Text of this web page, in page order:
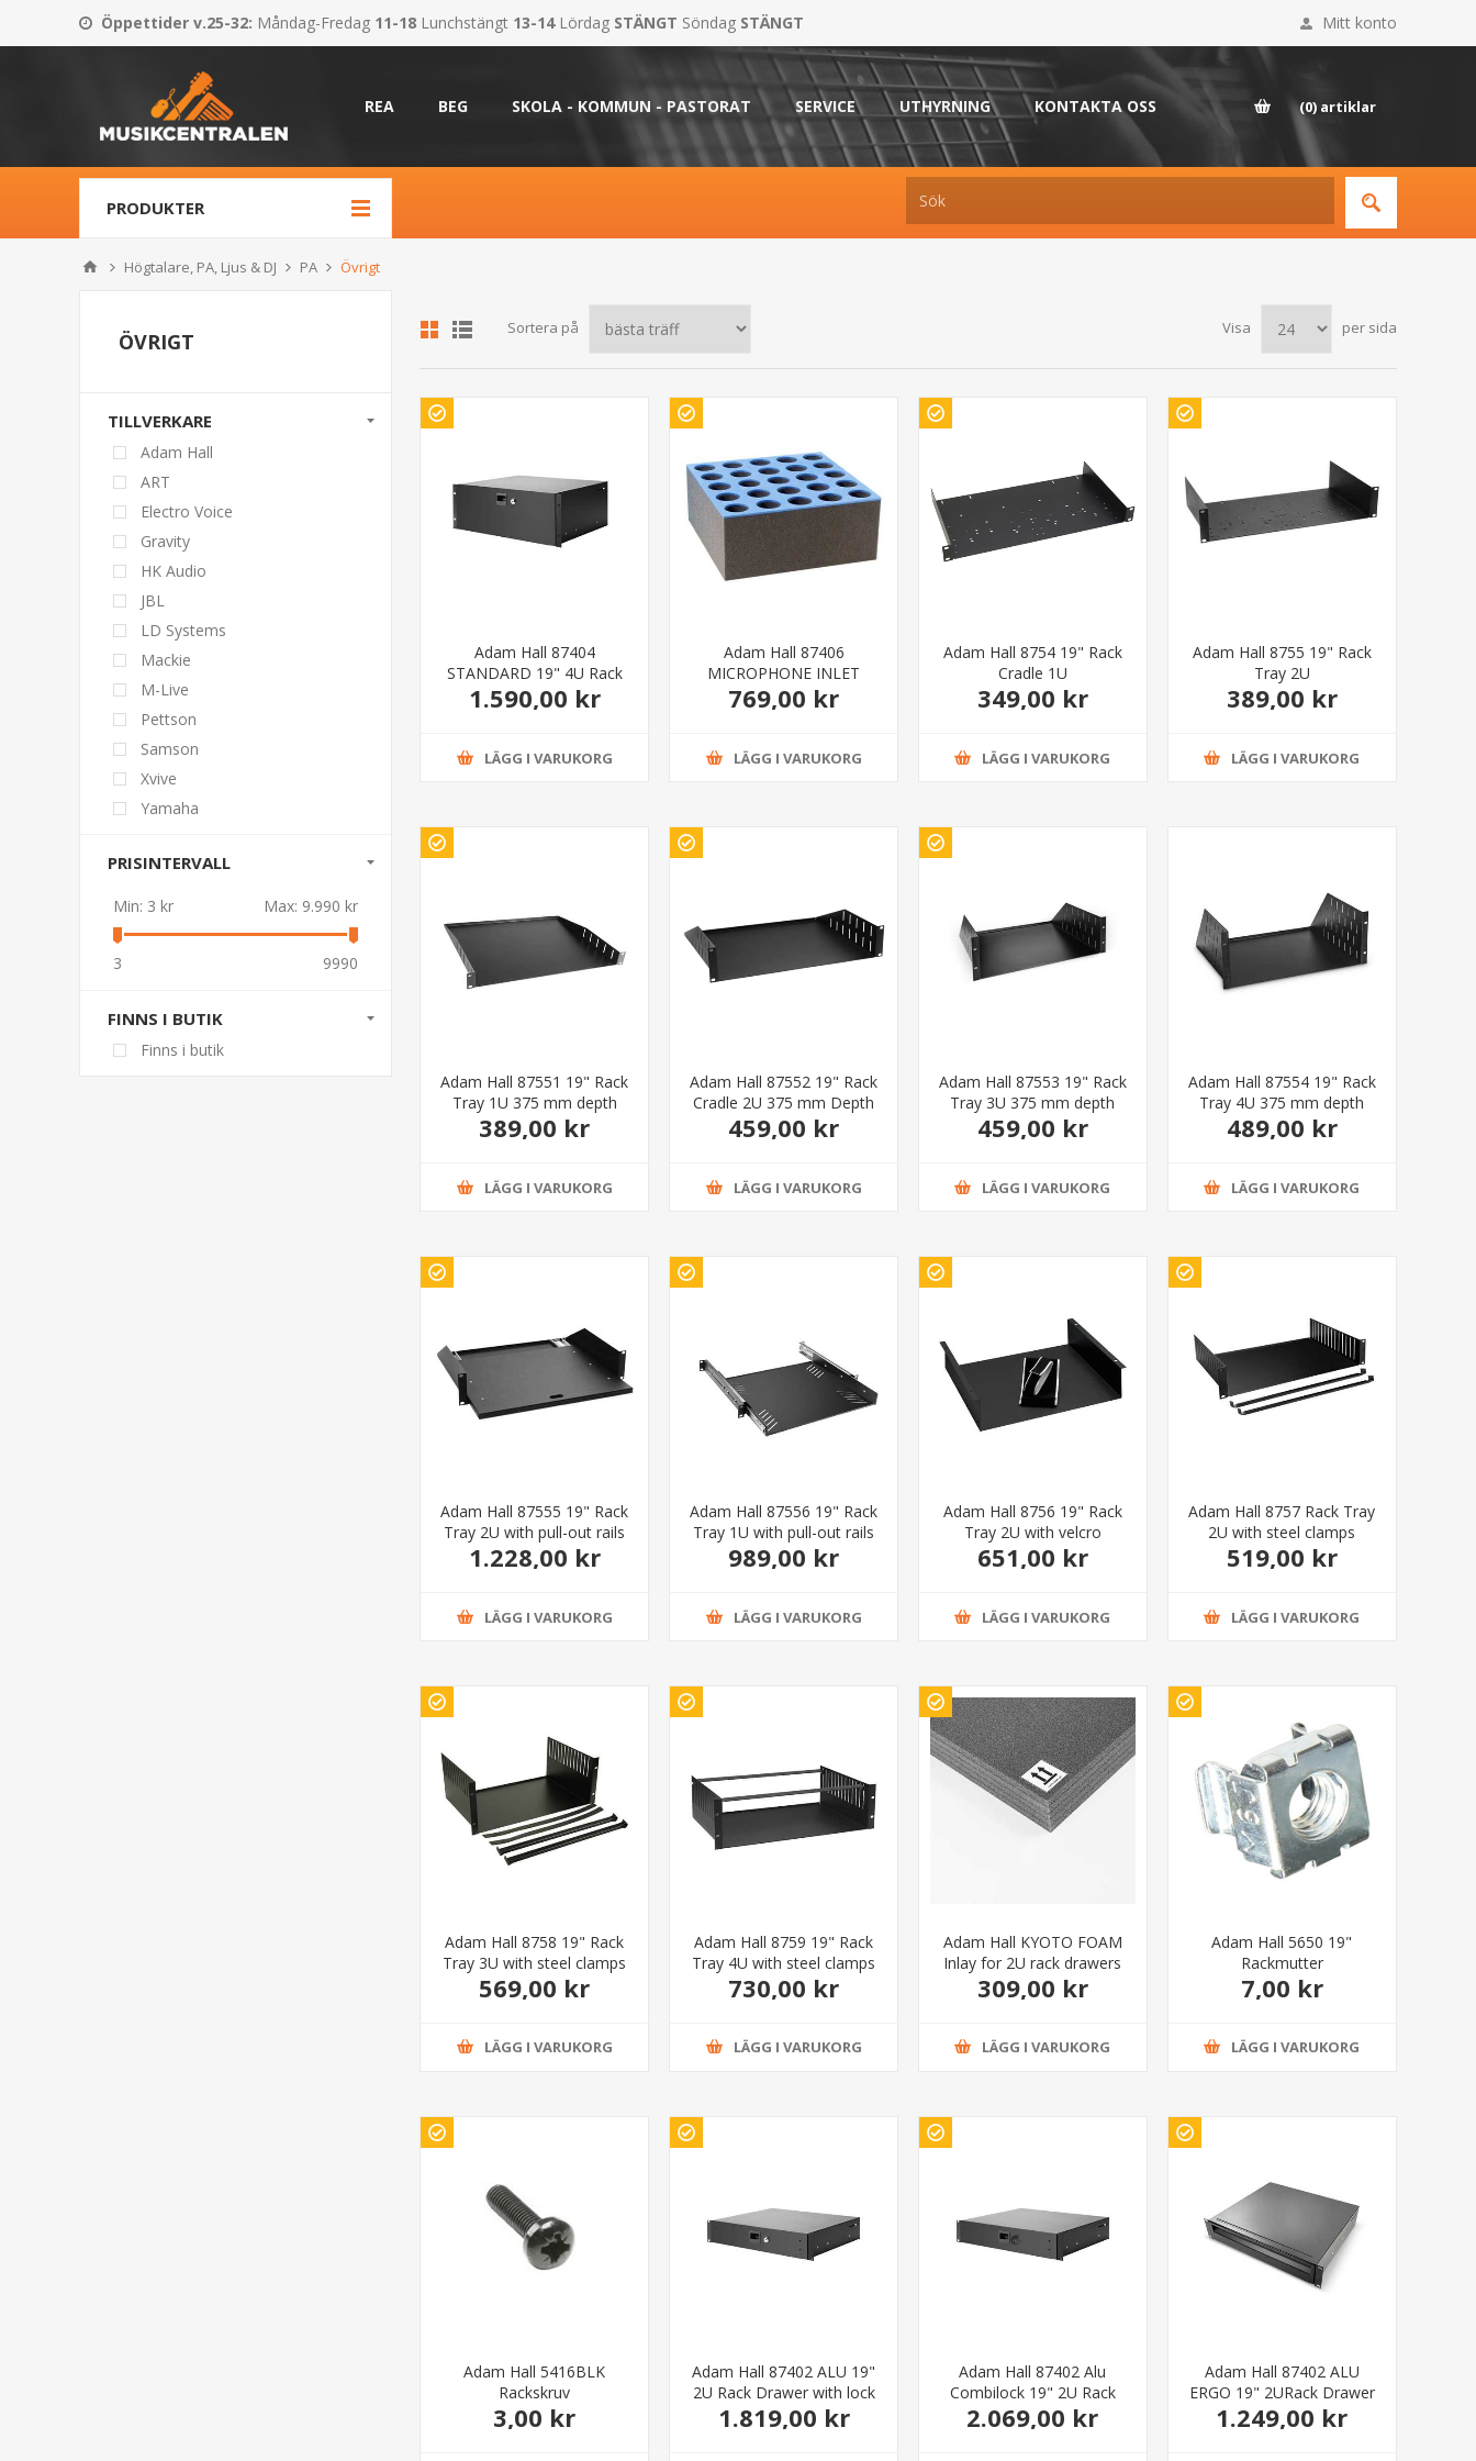
Öppettider v.25-32: Måndag-Fredag 11-18 Lunchstängt 13-14 Lördag STÄNGT Söndag STÄNGT Mitt konto
REA BEG SKOLA - KOMMUN - PASTORAT SERVICE UTHYRNING KONTAKTA OSS (0) artiklar
PRODUKTER
Högtalare, PA, Ljus & DJ PA Övrigt
Sortera på Visa per sida
Adam Hall 87404
STANDARD 19" 4U Rack
Drawer with lock steel
1.590,00 kr
LÄGG I VARUKORG
Adam Hall 87406
MICROPHONE INLET
Microphone Insert for
87406 Rack Drawer 6U
769,00 kr
LÄGG I VARUKORG
Adam Hall 8754 19" Rack
Cradle 1U
349,00 kr
LÄGG I VARUKORG
Adam Hall 8755 19" Rack
Tray 2U
389,00 kr
LÄGG I VARUKORG
Adam Hall 87551 19" Rack
Tray 1U 375 mm depth
389,00 kr
LÄGG I VARUKORG
Adam Hall 87552 19" Rack
Cradle 2U 375 mm Depth
459,00 kr
LÄGG I VARUKORG
Adam Hall 87553 19" Rack
Tray 3U 375 mm depth
459,00 kr
LÄGG I VARUKORG
Adam Hall 87554 19" Rack
Tray 4U 375 mm depth
489,00 kr
LÄGG I VARUKORG
Adam Hall 87555 19" Rack
Tray 2U with pull-out rails
1.228,00 kr
LÄGG I VARUKORG
Adam Hall 87556 19" Rack
Tray 1U with pull-out rails
989,00 kr
LÄGG I VARUKORG
Adam Hall 8756 19" Rack
Tray 2U with velcro
651,00 kr
LÄGG I VARUKORG
Adam Hall 8757 Rack Tray
2U with steel clamps
519,00 kr
LÄGG I VARUKORG
Adam Hall 8758 19" Rack
Tray 3U with steel clamps
569,00 kr
LÄGG I VARUKORG
Adam Hall 8759 19" Rack
Tray 4U with steel clamps
730,00 kr
LÄGG I VARUKORG
Adam Hall KYOTO FOAM
Inlay for 2U rack drawers
can be cut to size
309,00 kr
LÄGG I VARUKORG
Adam Hall 5650 19"
Rackmutter
7,00 kr
LÄGG I VARUKORG
Adam Hall 5416BLK
Rackskruv
3,00 kr
Adam Hall 87402 ALU 19"
2U Rack Drawer with lock
aluminium
1.819,00 kr
Adam Hall 87402 Alu
Combilock 19" 2U Rack
Drawer with combination
lock aluminium
2.069,00 kr
Adam Hall 87402 ALU
ERGO 19" 2URack Drawer
aluminium
1.249,00 kr
ÖVRIGT
TILLVERKARE
Adam Hall
ART
Electro Voice
Gravity
HK Audio
JBL
LD Systems
Mackie
M-Live
Pettson
Samson
Xvive
Yamaha
PRISINTERVALL
Min: 3 kr Max: 9.990 kr
3 9990
FINNS I BUTIK
Finns i butik